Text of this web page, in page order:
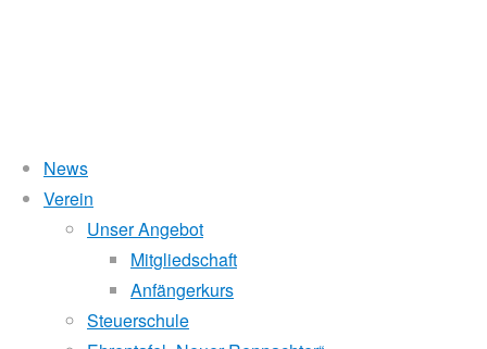
News
Verein
Unser Angebot
Mitgliedschaft
Anfängerkurs
Steuerschule
Roseninselachter
2012
Wasserstand Donau
Liegt der Wasserstand in Korneuburg (KORN)
beim Donauhort nicht gerudert.
Pegelstände (DoRIS)